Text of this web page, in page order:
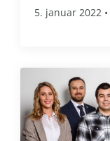
5. januar 2022 •